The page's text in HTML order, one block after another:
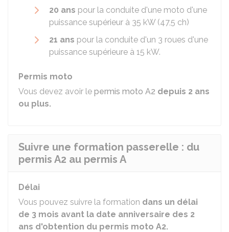
20 ans pour la conduite d'une moto d'une
puissance supérieur à 35 kW(47,5 ch)
21 ans pour la conduite d'un 3 roues d'une
puissance supérieure à 15 kW.
Permis moto
Vous devez avoir le permis moto A2 depuis 2 ans
ou plus.
Suivre une formation passerelle : du
permis A2 au permis A
Délai
Vous pouvez suivre la formation dans un délai
de 3 mois avant la date anniversaire des 2
ans d'obtention du permis moto A2.